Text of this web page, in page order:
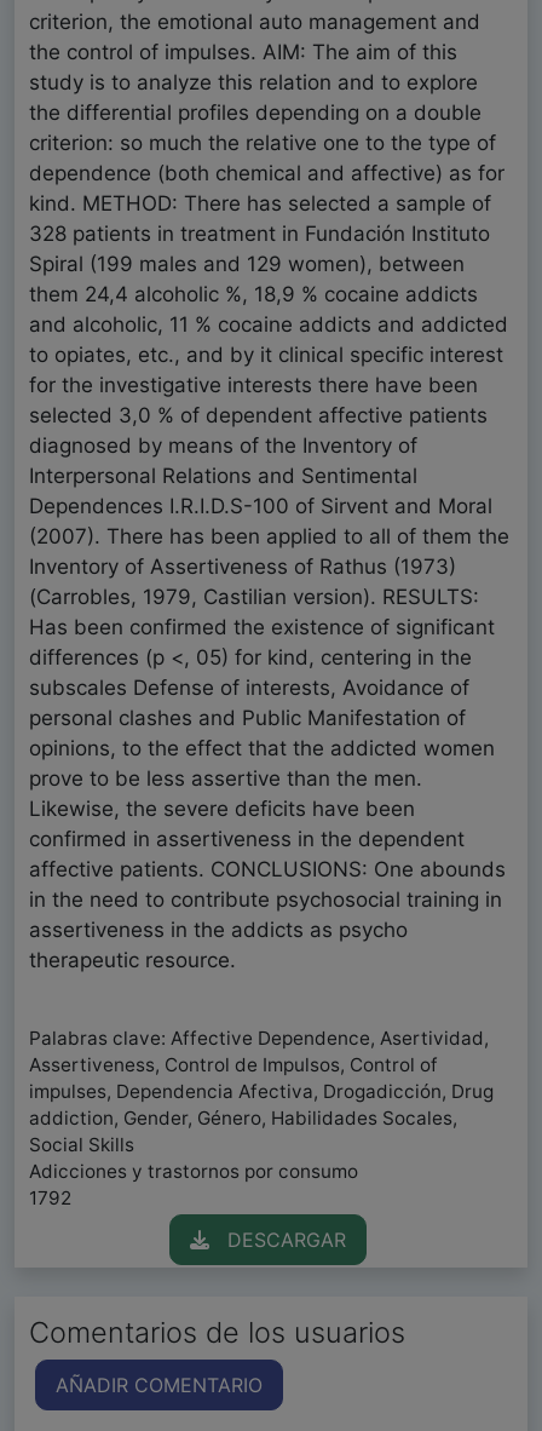
criterion, the emotional auto management and
the control of impulses. AIM: The aim of this
study is to analyze this relation and to explore
the differential profiles depending on a double
criterion: so much the relative one to the type of
dependence (both chemical and affective) as for
kind. METHOD: There has selected a sample of
328 patients in treatment in Fundación Instituto
Spiral (199 males and 129 women), between
them 24,4 alcoholic %, 18,9 % cocaine addicts
and alcoholic, 11 % cocaine addicts and addicted
to opiates, etc., and by it clinical specific interest
for the investigative interests there have been
selected 3,0 % of dependent affective patients
diagnosed by means of the Inventory of
Interpersonal Relations and Sentimental
Dependences I.R.I.D.S-100 of Sirvent and Moral
(2007). There has been applied to all of them the
Inventory of Assertiveness of Rathus (1973)
(Carrobles, 1979, Castilian version). RESULTS:
Has been confirmed the existence of significant
differences (p <, 05) for kind, centering in the
subscales Defense of interests, Avoidance of
personal clashes and Public Manifestation of
opinions, to the effect that the addicted women
prove to be less assertive than the men.
Likewise, the severe deficits have been
confirmed in assertiveness in the dependent
affective patients. CONCLUSIONS: One abounds
in the need to contribute psychosocial training in
assertiveness in the addicts as psycho
therapeutic resource.
Palabras clave: Affective Dependence, Asertividad,
Assertiveness, Control de Impulsos, Control of
impulses, Dependencia Afectiva, Drogadicción, Drug
addiction, Gender, Género, Habilidades Socales,
Social Skills
Adicciones y trastornos por consumo
1792
DESCARGAR
Comentarios de los usuarios
AÑADIR COMENTARIO